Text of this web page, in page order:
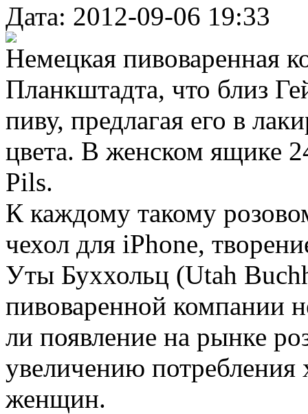
Дата: 2012-09-06 19:33
Немецкая пивоваренная
Планкштадта, что близ
пиву, предлагая его в
цвета. В женском ящике
Pils.
К каждому такому
чехол для iPhone,
Уты Буххольц (Utah
пивоваренной компании
ли появление на рынке
увеличению потребления
женщин.